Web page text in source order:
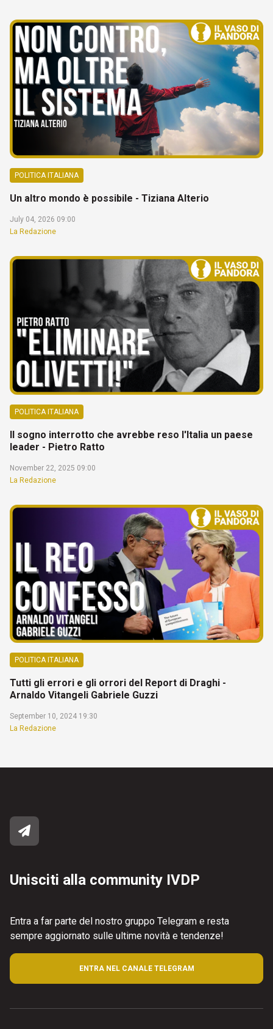
POLITICA ITALIANA
Un altro mondo è possibile - Tiziana Alterio
July 04, 2026 09:00
La Redazione
POLITICA ITALIANA
Il sogno interrotto che avrebbe reso l'Italia un paese
leader - Pietro Ratto
November 22, 2025 09:00
La Redazione
POLITICA ITALIANA
Tutti gli errori e gli orrori del Report di Draghi -
Arnaldo Vitangeli Gabriele Guzzi
September 10, 2024 19:30
La Redazione
Unisciti alla community IVDP
Entra a far parte del nostro gruppo Telegram e resta
sempre aggiornato sulle ultime novità e tendenze!
ENTRA NEL CANALE TELEGRAM